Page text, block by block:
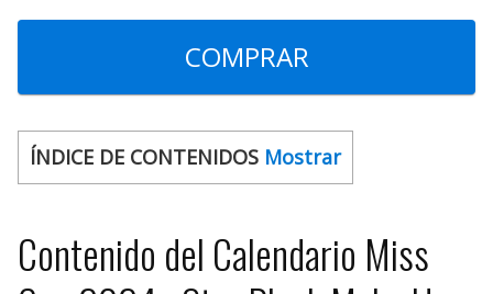
COMPRAR
ÍNDICE DE CONTENIDOS Mostrar
Contenido del Calendario Miss